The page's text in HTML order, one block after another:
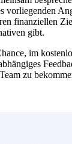
vorliegenden
finanziellen
gibt.
im
zu